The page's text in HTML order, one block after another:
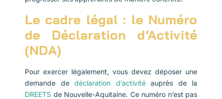
Le cadre légal : le Numéro
de Déclaration d’Activité
(NDA)
Pour exercer légalement, vous devez déposer une
demande de déclaration d’activitéauprès de la
DREETS de Nouvelle-Aquitaine. Ce numéro n’est pas